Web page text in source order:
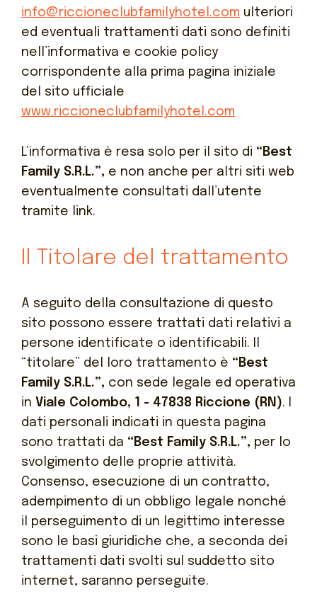
info@riccioneclubfamilyhotel.com ulteriori
ed eventuali trattamenti dati sono definiti
nell’informativa e cookie policy
corrispondente alla prima pagina iniziale
del sito ufficiale
www.riccioneclubfamilyhotel.com
L’informativa è resa solo per il sito di “Best
Family S.R.L.”, e non anche per altri siti web
eventualmente consultati dall’utente
tramite
link.
Il Titolare del trattamento
A seguito della consultazione di questo
sito possono essere trattati dati relativi a
persone identificate o identificabili.
“titolare” del loro trattamento è “Best
Family S.R.L.”, con sede legale ed operativa
in Viale Colombo, 1 - 47838 Riccione (RN).
dati personali indicati in questa pagina
sono trattati da “Best Family S.R.L.”, per lo
svolgimento delle proprie attività.
Consenso, esecuzione di un contratto,
adempimento di un obbligo legale nonché
il perseguimento di un legittimo interesse
sono le basi giuridiche che, a seconda dei
trattamenti dati svolti sul suddetto sito
internet, saranno perseguite.